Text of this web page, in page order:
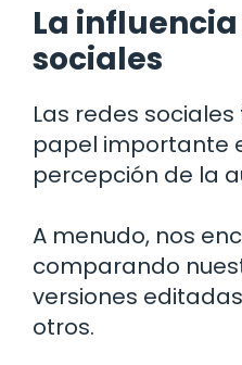
La
sociales
Las redes
papel importante
percepción de la
A menudo, nos
comparando
versiones
otros.